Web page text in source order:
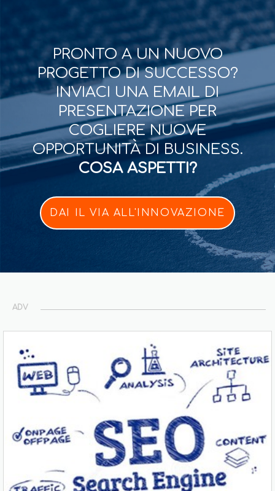
PRONTO A UN NUOVO
PROGETTO DI SUCCESSO?
INVIACI UNA EMAIL DI
PRESENTAZIONE PER
COGLIERE NUOVE
OPPORTUNITÀ DI BUSINESS.
COSA ASPETTI?
DAI IL VIA ALL'INNOVAZIONE
ADV